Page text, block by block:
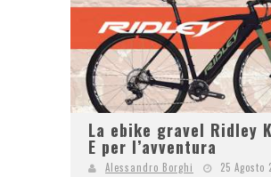
La ebike gravel Ridley
E per l’avventura
Alessandro Borghi
25 Agosto